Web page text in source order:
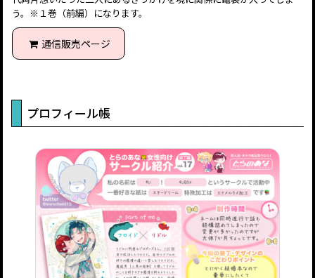
う。※１巻（前編）になります。
通信販売ページ
プロフィール帳